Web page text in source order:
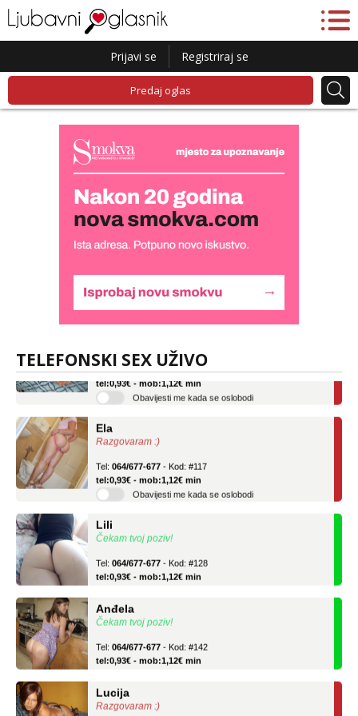
Prijavi se Registriraj se
Predaj oglas
TELEFONSKI SEX UŽIVO
Lucija
Tel: 064/677-677- Kod: #136
Obavijesti me kada se oslobodi
Ela
Razgovaram :)
Obavijesti me kada se oslobodi
Lili
Čekam tvoj poziv!
Anđela
Čekam tvoj poziv!
Lucija
Razgovaram :)